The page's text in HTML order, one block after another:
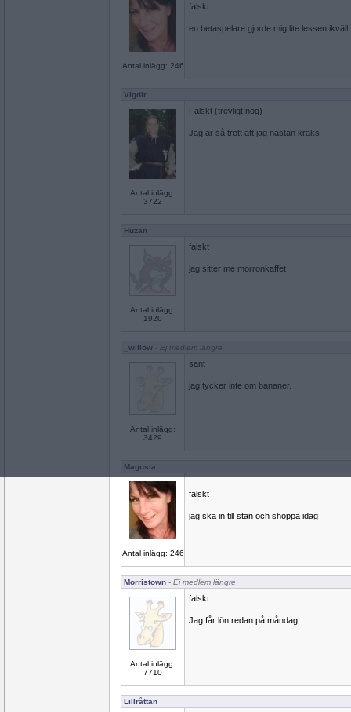
Antal inlägg: 246
falskt
en betaspelare gjorde mig lite lessen
Vigdir
Antal inlägg:
3722
Falskt (trevligt nog)
Jag är så trött att jag nästan kräks
Huzan
Antal inlägg:
1920
falskt
jag sitter me morronkaffet
_willow - Ej medlem längre
Antal inlägg:
3429
sant
jag tycker inte om bananer.
Magusta
Antal inlägg: 246
falskt
jag ska in till stan och shoppa idag
Morristown - Ej medlem längre
Antal inlägg:
7710
falskt
Jag får lön redan på måndag
Lillråttan